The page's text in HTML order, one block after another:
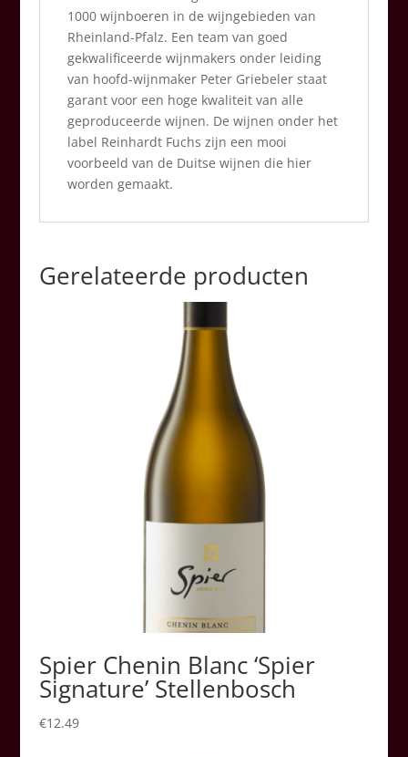
1000 wijnboeren in de wijngebieden van
Rheinland-Pfalz. Een team van goed
gekwalificeerde wijnmakers onder leiding
van hoofd-wijnmaker Peter Griebeler staat
garant voor een hoge kwaliteit van alle
geproduceerde wijnen. De wijnen onder het
label Reinhardt Fuchs zijn een mooi
voorbeeld van de Duitse wijnen die hier
worden gemaakt.
Gerelateerde producten
Spier Chenin Blanc ‘Spier
Signature’ Stellenbosch
€12.49